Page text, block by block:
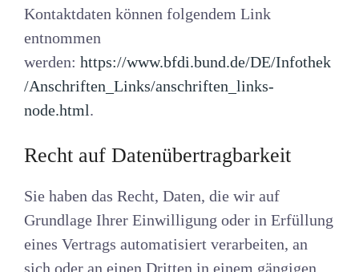
Kontaktdaten können folgendem Link
entnommen
werden: https://www.bfdi.bund.de/DE/Infothek
/Anschriften_Links/anschriften_links-
node.html.
Recht auf Datenübertragbarkeit
Sie haben das Recht, Daten, die wir auf
Grundlage Ihrer Einwilligung oder in Erfüllung
eines Vertrags automatisiert verarbeiten, an
sich oder an einen Dritten in einem gängigen,